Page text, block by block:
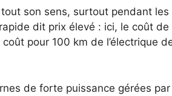
son sens, surtout pendant
dit prix élevé : ici, le coût
pour 100 km de l’électrique
de forte puissance gérées